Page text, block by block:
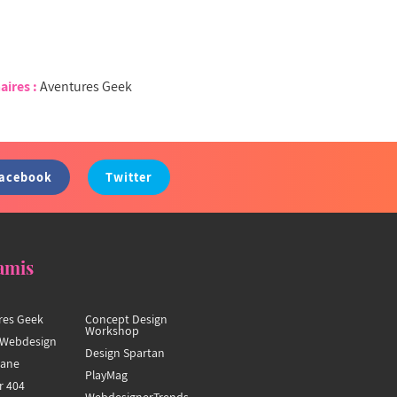
:Aventures Geek
Twitter
Geek
404
Concept Design
Workshop
Design Spartan
PlayMag